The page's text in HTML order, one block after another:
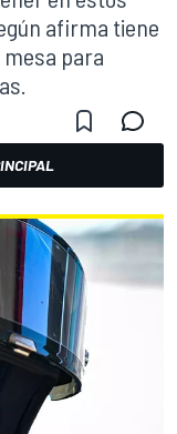
afirma tiene
para